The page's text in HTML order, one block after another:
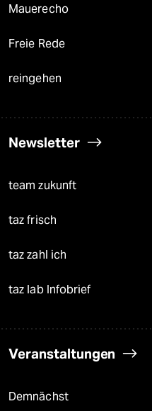
Mauerecho
Freie Rede
reingehen
Newsletter
team zukunft
taz frisch
taz zahl ich
taz lab Infobrief
Veranstaltungen
Demnächst